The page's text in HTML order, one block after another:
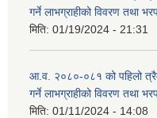
गर्ने लाभग्राहीको विवरण तथा
मिति: 01/19/2024 - 21:31
आ.व. २०८०-०८१ को पहिलो
गर्ने लाभग्राहीको विवरण तथा
मिति: 01/11/2024 - 14:08